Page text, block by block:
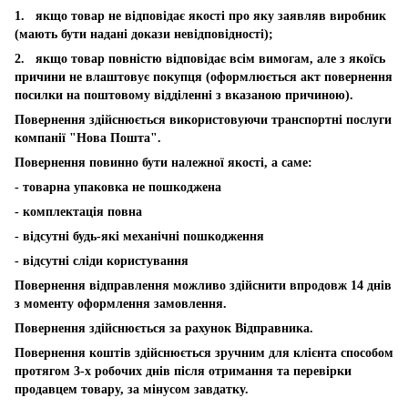
1. якщо товар не відповідає якості про яку заявляв виробник
(мають бути надані докази невідповідності);
2. якщо товар повністю відповідає всім вимогам, але з якоїсь
причини не влаштовує покупця (оформлюється акт повернення
посилки на поштовому відділенні з вказаною причиною).
Повернення здійснюється використовуючи транспортні послуги
компанії "Нова Пошта".
Повернення повинно бути належної якості, а саме:
- товарна упаковка не пошкоджена
- комплектація повна
- відсутні будь-які механічні пошкодження
- відсутні сліди користування
Повернення відправлення можливо здійснити впродовж 14 днів
з моменту оформлення замовлення.
Повернення здійснюється за рахунок Відправника.
Повернення коштів здійснюється зручним для клієнта способом
протягом 3-х робочих днів після отримання та перевірки
продавцем товару, за мінусом завдатку.